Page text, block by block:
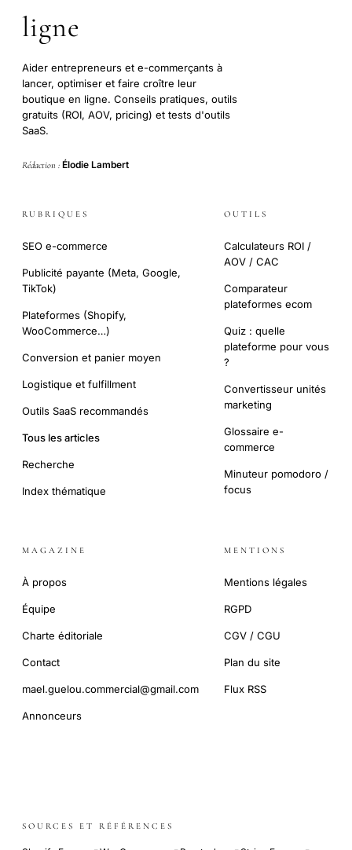
ligne
Aider entrepreneurs et e-commerçants à
lancer, optimiser et faire croître leur
boutique en ligne. Conseils pratiques, outils
gratuits (ROI, AOV, pricing) et tests d'outils
SaaS.
Rédaction : Élodie Lambert
RUBRIQUES
SEO e-commerce
Publicité payante (Meta, Google,
TikTok)
Plateformes (Shopify,
WooCommerce…)
Conversion et panier moyen
Logistique et fulfillment
Outils SaaS recommandés
Tous les articles
Recherche
Index thématique
OUTILS
Calculateurs ROI /
AOV / CAC
Comparateur
plateformes ecom
Quiz : quelle
plateforme pour vous
?
Convertisseur unités
marketing
Glossaire e-
commerce
Minuteur pomodoro /
focus
MAGAZINE
À propos
Équipe
Charte éditoriale
Contact
mael.guelou.commercial@gmail.com
Annonceurs
MENTIONS
Mentions légales
RGPD
CGV / CGU
Plan du site
Flux RSS
SOURCES ET RÉFÉRENCES